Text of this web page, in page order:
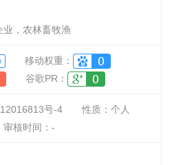
业，农林畜牧渔
移动权重：
谷歌PR：
号-4 性质： 个人
审核时间： -